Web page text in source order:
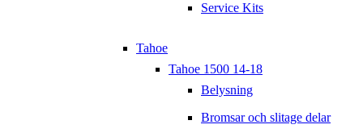
Service Kits
Tahoe
Tahoe 1500 14-18
Belysning
Bromsar och slitage delar